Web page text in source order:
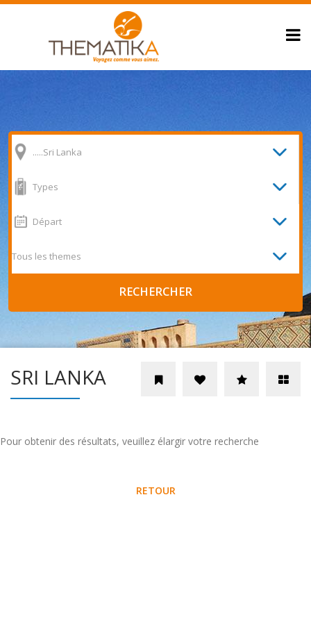
SRI LANKA
Pour obtenir des résultats, veuillez élargir votre recherche
RETOUR